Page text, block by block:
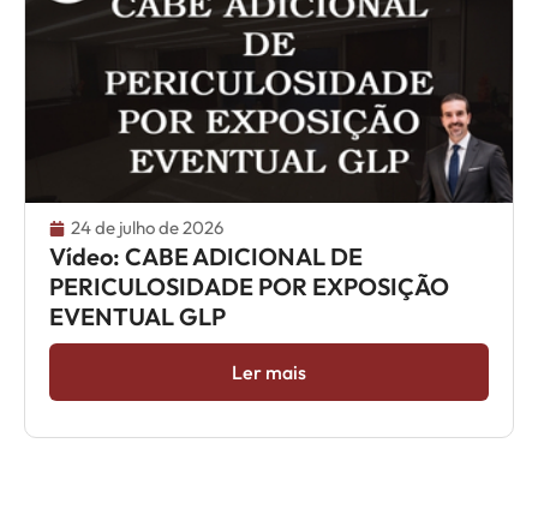
24 de julho de 2026
Vídeo: CABE ADICIONAL DE
PERICULOSIDADE POR EXPOSIÇÃO
EVENTUAL GLP
Ler mais